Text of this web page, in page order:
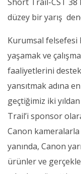
düzey bir yarış
Kurumsal felsefesi
yaşamak ve
faaliyetlerini
yansıtmak adına
geçtiğimiz iki
Trail’i sponsor
Canon kameralarla
yanında, Canon
ürünler ve